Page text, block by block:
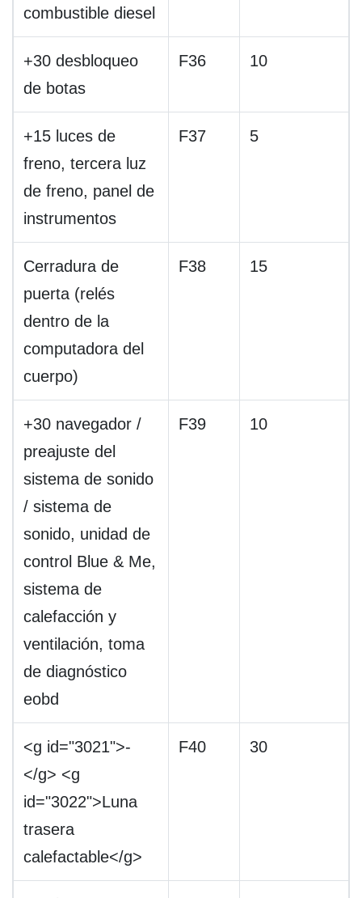
combustible diesel
+30 desbloqueo
de botas
F36 10
+15 luces de
freno, tercera luz
de freno, panel de
instrumentos
F37 5
Cerradura de
puerta (relés
dentro de la
computadora del
cuerpo)
F38 15
+30 navegador /
preajuste del
sistema de sonido
/ sistema de
sonido, unidad de
control Blue & Me,
sistema de
calefacción y
ventilación, toma
de diagnóstico
eobd
F39 10
<g id="3021">-
</g> <g
id="3022">Luna
trasera
calefactable</g>
F40 30